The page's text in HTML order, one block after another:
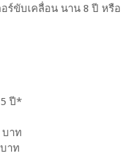
ร์ขับเคลื่อน นาน 8 ปี หรือ
ปี*
บาท
าท